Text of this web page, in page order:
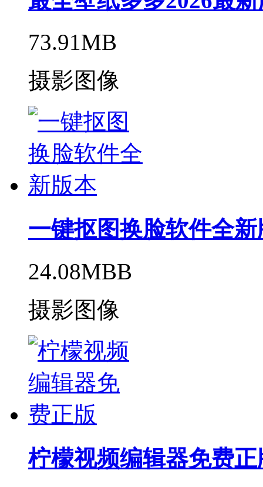
73.91MB
摄影图像
一键抠图换脸软件全新
24.08MBB
摄影图像
柠檬视频编辑器免费正